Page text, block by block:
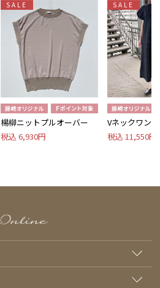
SALE
楊柳ニットプルオーバー
税込 6,930円
SALE
Vネックワン
税込 11,550円